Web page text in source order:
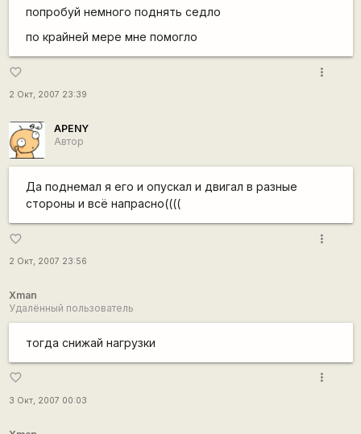
попробуй немного поднять седло
по крайней мере мне помогло
favorite_border
2 Окт, 2007 23:39
more_vert
APENY
Автор
Да поднемал я его и опускал и двигал в разные
стороны и всё напрасно((((
favorite_border
2 Окт, 2007 23:56
more_vert
Xman
Удалённый пользователь
тогда снижай нагрузки
favorite_border
3 Окт, 2007 00:03
more_vert